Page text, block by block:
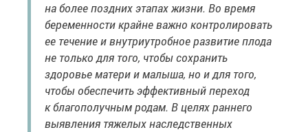
на более поздних этапах жизни. Во время
беременности крайне важно контролировать
ее течение и внутриутробное развитие плода
не только для того, чтобы сохранить
здоровье матери и малыша, но и для того,
чтобы обеспечить эффективный переход
к благополучным родам. В целях раннего
выявления тяжелых наследственных